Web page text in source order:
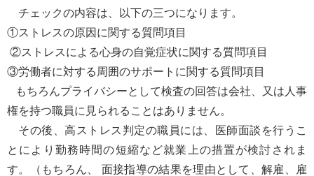
チェックの内容は、以下の三つになります。
①ストレスの原因に関する質問項目
②ストレスによる心身の自覚症状に関する質問項目
③労働者に対する周囲のサポートに関する質問項目
もちろんプライバシーとして検査の回答は会社、又は人事
権を持つ職員に見られることはありません。
その後、高ストレス判定の職員には、医師面談を行うこ
とにより勤務時間の短縮など就業上の措置が検討されま
す。（もちろん、 面接指導の結果を理由として、解雇、雇